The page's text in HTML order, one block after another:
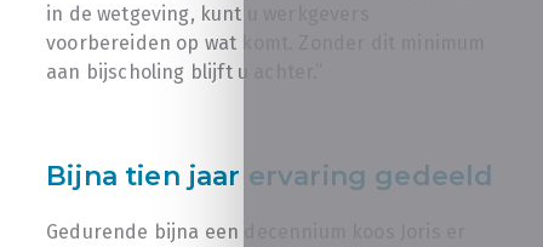
in de wetgeving, kunt u werkgevers
voorbereiden op wat komt. Zonder dit minimum
aan bijscholing blijft u achter.”
Bijna tien jaar ervaring gedeeld
Gedurende bijna een decennium koos Joris er